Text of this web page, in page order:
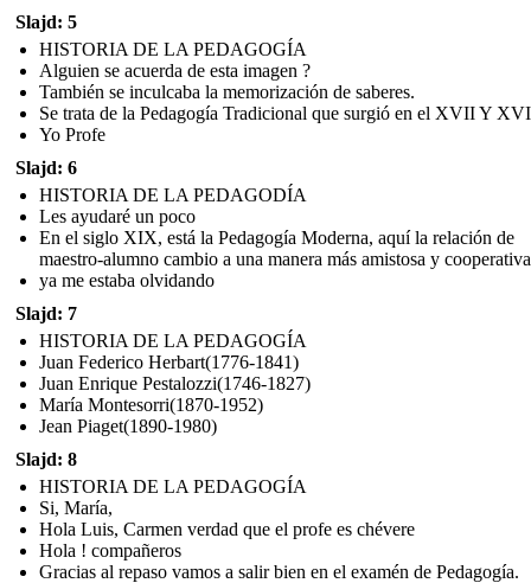
Slajd: 5
HISTORIA DE LA PEDAGOGÍA
Alguien se acuerda de esta imagen ?
También se inculcaba la memorización de saberes.
Se trata de la Pedagogía Tradicional que surgió en el XVII Y
Yo Profe
Slajd: 6
HISTORIA DE LA PEDAGODÍA
Les ayudaré un poco
En el siglo XIX, está la Pedagogía Moderna, aquí la relación de
maestro-alumno cambio a una manera más amistosa y
ya me estaba olvidando
Slajd: 7
HISTORIA DE LA PEDAGOGÍA
Juan Federico Herbart(1776-1841)
Juan Enrique Pestalozzi(1746-1827)
María Montesorri(1870-1952)
Jean Piaget(1890-1980)
Slajd: 8
HISTORIA DE LA PEDAGOGÍA
Si, María,
Hola Luis, Carmen verdad que el profe es chévere
Hola ! compañeros
Gracias al repaso vamos a salir bien en el examén de Pedagogía.